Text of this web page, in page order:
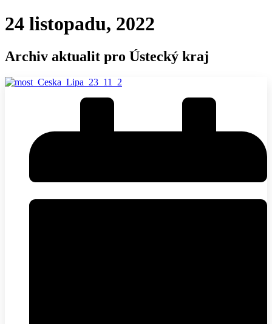
24 listopadu, 2022
Archiv aktualit pro Ústecký kraj